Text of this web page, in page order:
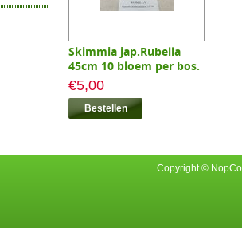
Skimmia jap.Rubella
45cm 10 bloem per bos.
€5,00
Copyright ©